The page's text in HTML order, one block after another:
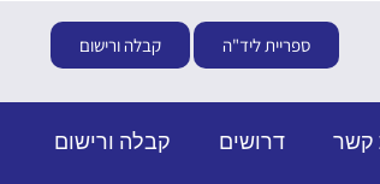
ספריית ליד"ה קבלה ורישום
קשר דרושים
קבלה ורישום